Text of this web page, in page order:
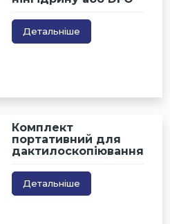
Детальніше
Комплект
портативний для
дактилоскопіювання
Детальніше